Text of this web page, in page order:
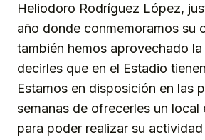
Heliodoro Rodríguez López,
año donde conmemoramos su
también hemos aprovechado
decirles que en el Estadio
Estamos en disposición en las
semanas de ofrecerles un local
para poder realizar su